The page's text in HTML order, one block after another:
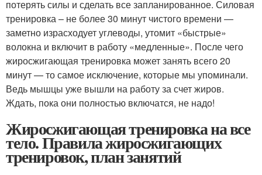
потерять силы и сделать все запланированное. Силовая
тренировка – не более 30 минут чистого времени —
заметно израсходует углеводы, утомит «быстрые»
волокна и включит в работу «медленные». После чего
жиросжигающая тренировка может занять всего 20
минут — то самое исключение, которые мы упоминали.
Ведь мышцы уже вышли на работу за счет жиров.
Ждать, пока они полностью включатся, не надо!
Жиросжигающая тренировка на все
тело. Правила жиросжигающих
тренировок, план занятий